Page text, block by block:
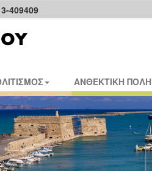
409409
ΑΝΘΕΚΤΙΚΗ ΠΟΛΗ